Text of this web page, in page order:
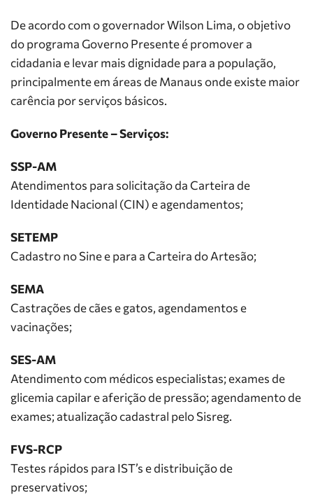
De acordo com o governador Wilson Lima, o objetivo
do programa Governo Presente é promover a
cidadania e levar mais dignidade para a população,
principalmente em áreas de Manaus onde existe maior
carência por serviços básicos.
Governo Presente – Serviços:
SSP-AM
Atendimentos para solicitação da Carteira de
Identidade Nacional (CIN) e agendamentos;
SETEMP
Cadastro no Sine e para a Carteira do Artesão;
SEMA
Castrações de cães e gatos, agendamentos e
vacinações;
SES-AM
Atendimento com médicos especialistas; exames de
glicemia capilar e aferição de pressão; agendamento de
exames; atualização cadastral pelo Sisreg.
FVS-RCP
Testes rápidos para IST’s e distribuição de
preservativos;